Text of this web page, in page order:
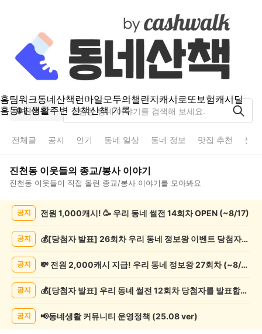
홈팀워크동네산책런마일모두의챌린지캐시로또보험캐시딜
홈동네 생활주변 산책산책 기록
진천동
전체글 공지 인기 동네 일상 동네 정보 맛집 추천 분
진천동 이웃들의 종교/봉사이야기
진천동 이웃들이 직접 올린 종교/봉사 이야기를 모아봐요
록
공지 전원 1,000캐시! 🥳 우리 동네 썰전 14회차 OPEN (~8/17)
공지 💰[당첨자 발표] 26회차 우리 동네 정보왕 이벤트 당첨자를 발표합니다!
공지 💸 전원 2,000캐시 지급! 우리 동네 정보왕 27회차 (~8/10)
공지 💰[당첨자 발표] 우리 동네 썰전 12회차 당첨자를 발표합니다!
공지 📢동네생활 커뮤니티 운영정책 (25.08 ver)